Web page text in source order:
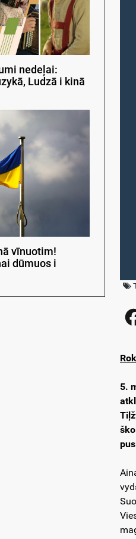
nedeļai:
Ludzā i kinā
vīnuotim!
dūmuos i
5.